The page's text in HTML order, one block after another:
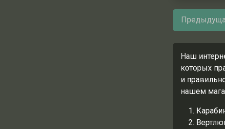
Наш
которых
и
нашем